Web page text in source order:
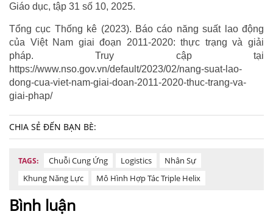
Giáo dục, tập 31 số 10, 2025.
Tổng cục Thống kê (2023). Báo cáo năng suất lao động
của Việt Nam giai đoạn 2011-2020: thực trạng và giải
pháp. Truy cập tại
https://www.nso.gov.vn/default/2023/02/nang-suat-lao-
dong-cua-viet-nam-giai-doan-2011-2020-thuc-trang-va-
giai-phap/
CHIA SẺ ĐẾN BẠN BÈ:
TAGS: Chuỗi Cung Ứng Logistics
Nhân Sự
Khung Năng Lực
Mô Hình Hợp Tác Triple Helix
Bình luận